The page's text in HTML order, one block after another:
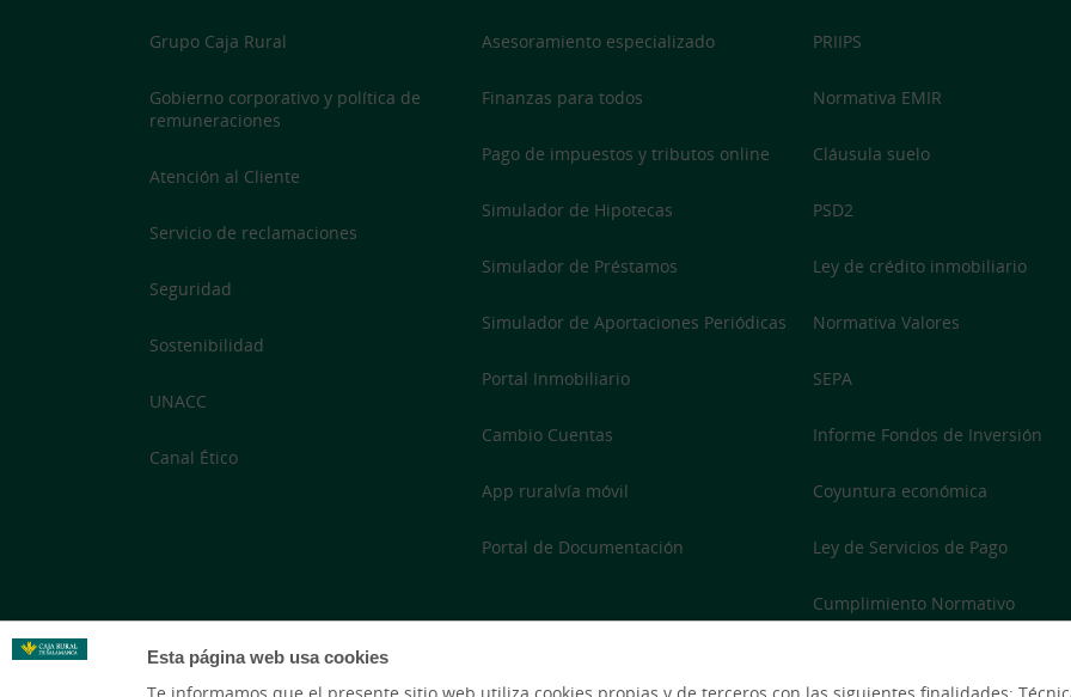
Esta página web usa cookies
Grupo Caja Rural
Gobierno corporativo y política de
remuneraciones
Atención al Cliente
Servicio de reclamaciones
Seguridad
Sostenibilidad
UNACC
Canal Ético
Asesoramiento especializado
Finanzas para todos
Pago de impuestos y tributos online
Simulador de Hipotecas
Simulador de Préstamos
Simulador de Aportaciones Periódicas
Portal Inmobiliario
Cambio Cuentas
App ruralvía móvil
Portal de Documentación
PRIIPS
Normativa EMIR
Cláusula suelo
PSD2
Ley de crédito inmobiliario
Normativa Valores
SEPA
Informe Fondos de Inversión
Coyuntura económica
Ley de Servicios de Pago
Cumplimiento Normativo